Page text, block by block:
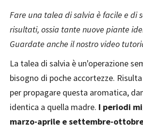
Fare una talea di salvia è facile e di
risultati, ossia tante nuove piante
Guardate anche il nostro video
La talea di salvia è un'operazione
bisogno di poche accortezze.
per propagare questa aromatica,
identica a quella madre. I periodi
marzo-aprile e settembre-